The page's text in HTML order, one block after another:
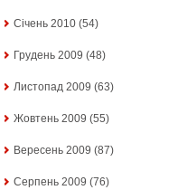
Січень 2010 (54)
Грудень 2009 (48)
Листопад 2009 (63)
Жовтень 2009 (55)
Вересень 2009 (87)
Серпень 2009 (76)